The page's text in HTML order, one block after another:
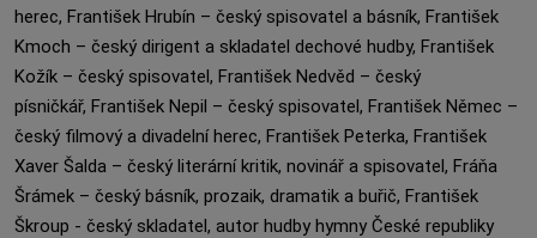
herec, František Hrubín – český spisovatel a básník, František
Kmoch – český dirigent a skladatel dechové hudby, František
Kožík – český spisovatel, František Nedvěd – český
písničkář, František Nepil – český spisovatel, František Němec –
český filmový a divadelní herec, František Peterka, František
Xaver Šalda – český literární kritik, novinář a spisovatel, Fráňa
Šrámek – český básník, prozaik, dramatik a buřič, František
Škroup - český skladatel, autor hudby hymny České republiky